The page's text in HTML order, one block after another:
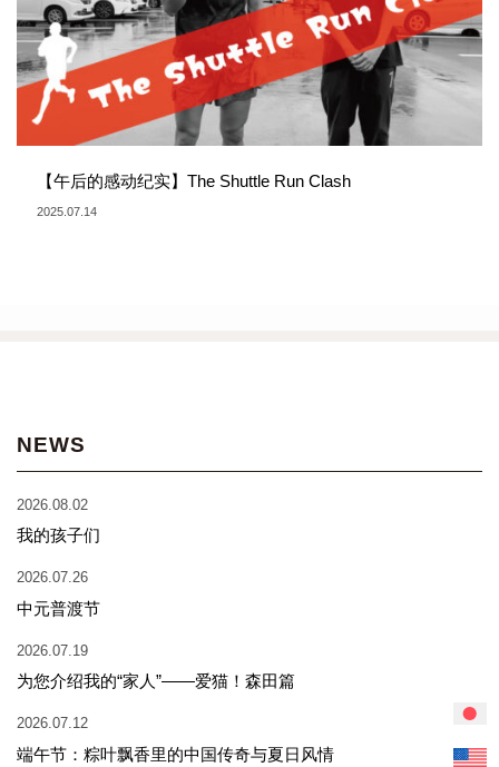
【午后的感动纪实】The Shuttle Run Clash
2025.07.14
NEWS
2026.08.02
我的孩子们
2026.07.26
中元普渡节
2026.07.19
为您介绍我的“家人”——爱猫！森田篇
2026.07.12
端午节：粽叶飘香里的中国传奇与夏日风情